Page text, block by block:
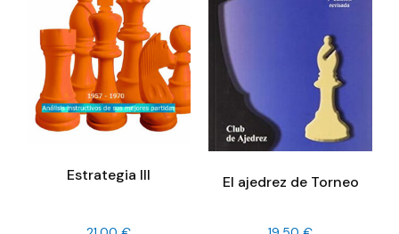
Estrategia III El ajedrez de Torneo